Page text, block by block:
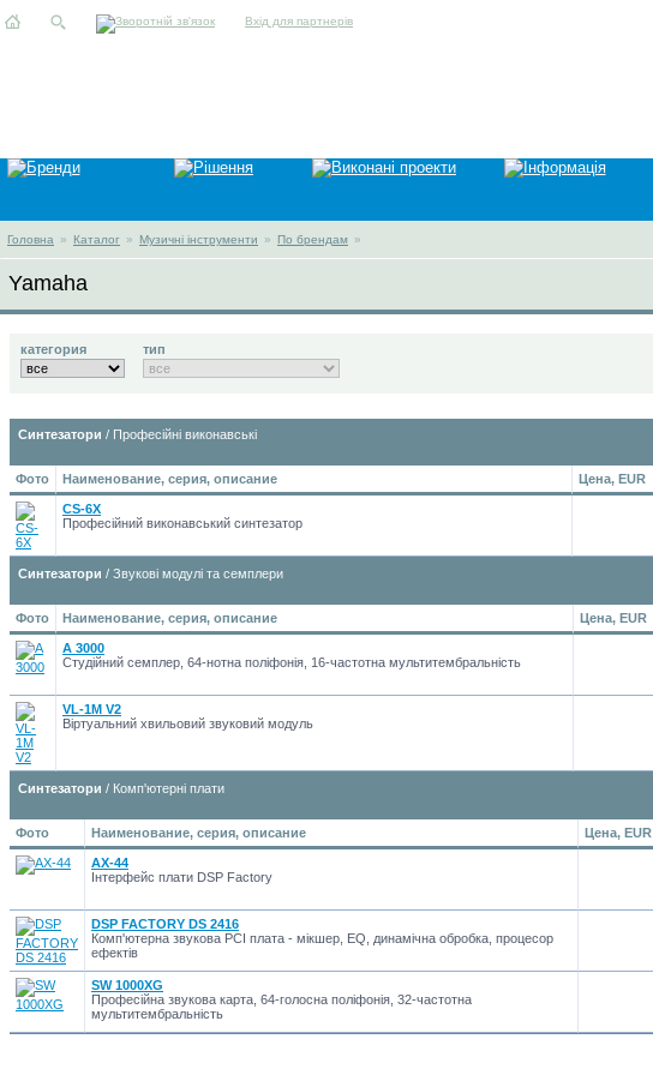
Вхід для партнерів
Головна » Каталог » Музичні інструменти » По брендам »
Yamaha
категория тип
Синтезатори / Професійні виконавські
Фото Наименование, серия, описание Цена, EUR
CS-6X
Професійний виконавський синтезатор
Синтезатори / Звукові модулі та семплери
Фото Наименование, серия, описание Цена, EUR
A 3000
Студійний семплер, 64-нотна поліфонія, 16-частотна мультитембральність
VL-1M V2
Віртуальний хвильовий звуковий модуль
Синтезатори / Комп'ютерні плати
Фото Наименование, серия, описание Цена, EUR
AX-44
Інтерфейс плати DSP Factory
DSP FACTORY DS 2416
Комп'ютерна звукова PCI плата - мікшер, EQ, динамічна обробка, процесор
ефектів
SW 1000XG
Професійна звукова карта, 64-голосна поліфонія, 32-частотна
мультитембральність